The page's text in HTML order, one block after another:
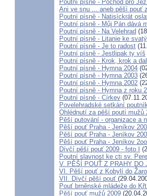
Poutní písně - Pochod pro
Ani ve snu ... aneb pěší pouť
Poutní písně - Natisíckrát
Poutní písně - Můj Pán dává
Poutní písně - Na Velehrad
Poutní písně - Litanie ke
Poutní písně - Je to radost
Poutní písně - Jestlipak ty víš
Poutní písně - Krok, krok a
Poutní písně - Hymna 2004
Poutní písně - Hymna 2003
Poutní písně - Hymna 2002
Poutní písně - Hymna z roku
Poutní písně - Církev
Povelehradské setkání
Ohlédnutí za pěší poutí mužů
Pěší putování - organizace a
Pěší pouť Praha - Jeníkov
Pěší pouť Praha - Jeníkov
Pěší pouť Praha - Jeníkov
Dívčí pěší pouť 2009 - foto I
Poutní slavnost ke cti sv.
V. PĚŠÍ POUŤ Z PRAHY DO
VI. Pěší pouť z Kobylí do
VII. Dívčí pěší pouť
Pouť brněnské mládeže do
Pěší pouť mužů 2009